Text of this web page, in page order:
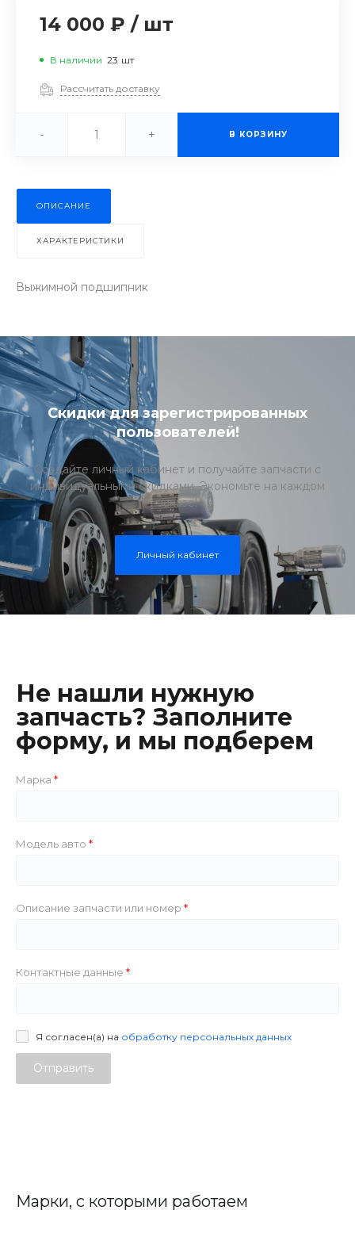
14 000 ₽ / шт
В наличии 23 шт
Рассчитать доставку
- + В КОРЗИНУ
ОПИСАНИЕ
ХАРАКТЕРИСТИКИ
Выжимной подшипник
Скидки для зарегистрированных
пользователей!
Создайте личный кабинет и получайте запчасти с
индивидуальными скидками. Экономьте на каждом
заказе!
Личный кабинет
Не нашли нужную
запчасть? Заполните
форму, и мы подберем
Марка
Модель авто
Описание запчасти или номер
Контактные данные
Я согласен(а) на обработку персональных данных
Отправить
Марки, с которыми работаем